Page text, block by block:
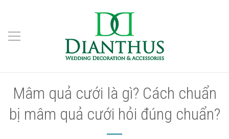
Mâm quả cưới là gì? Cách chuẩn
bị mâm quả cưới hỏi đúng chuẩn?